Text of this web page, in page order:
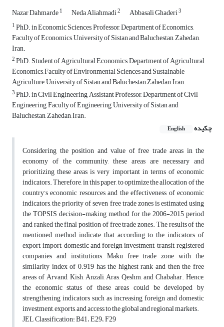
Nazar Dahmarde1 Neda Aliahmadi2 Abbasali Ghaderi3
1PhD. in Economic Sciences, Professor, Department of Economics,
Faculty of Economics, University of Sistan and Baluchestan, Zahedan,
Iran.
2PhD. Student of Agricultural Economics, Department of Agricultural
Economics, Faculty of Environmental Sciences and Sustainable
Agriculture, University of Sistan and Baluchestan Zahedan, Iran.
3PhD. in Civil Engineering, Assistant Professor, Department of Civil
Engineering, Faculty of Engineering, University of Sistan and
Baluchestan, Zahedan, Iran.
چکیده
English
Considering the position and value of free trade areas in the
economy of the community, these areas are necessary and
prioritizing these areas is very important in terms of economic
indicators. Therefore, in this paper, to optimize the allocation of the
country’s economic resources and the effectiveness of economic
indicators, the priority of seven free trade zones is estimated using
the TOPSIS decision-making method for the 2006-2015 period
and ranked the final position of free trade zones. The results of the
mentioned method indicate that according to the indicators of
export, import, domestic and foreign investment, transit, registered
companies and institutions, Maku free trade zone with the
similarity index of 0.919 has the highest rank and then the free
areas of Arvand, Kish, Anzali, Aras, Qeshm, and Chabahar. Hence,
the economic status of these areas could be developed by
strengthening indicators such as increasing foreign and domestic
investment, exports, and access to the global and regional markets.
JEL Classification: B41، E29، F29